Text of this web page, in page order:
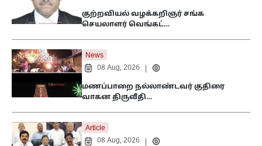
குற்றவியல் வழக்கறிஞர் சங்க
செயலாளர் வெங்கட்…
News
08 Aug, 2026
மணப்பாறை நல்லாண்டவர் குதிரை
வாகன திருவீதி…
Article
08 Aug, 2026